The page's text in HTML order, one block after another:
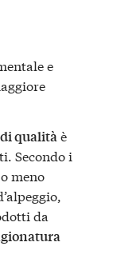
e
qualitàè
Secondo i
meno
da